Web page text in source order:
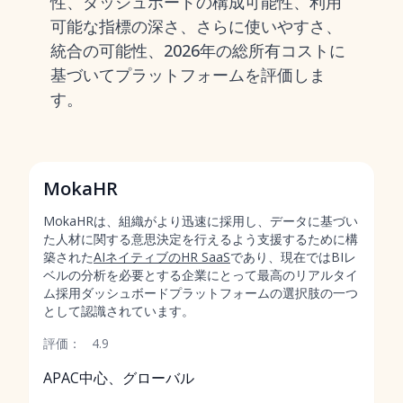
可能な指標の深さ、さらに使いやすさ、
統合の可能性、2026年の総所有コストに
基づいてプラットフォームを評価しま
す。
MokaHR
MokaHRは、組織がより迅速に採用し、データに基づい
た人材に関する意思決定を行えるよう支援するために構
築されたAIネイティブのHR SaaSであり、現在ではBIレ
ベルの分析を必要とする企業にとって最高のリアルタイ
ム採用ダッシュボードプラットフォームの選択肢の一つ
として認識されています。
評価：
4.9
APAC中心、グローバル